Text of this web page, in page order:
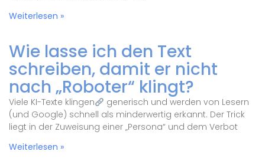
Weiterlesen »
Wie lasse ich den Text
schreiben, damit er nicht
nach „Roboter“ klingt?
Viele KI-Texte klingen
generisch und werden von Lesern
(und Google) schnell als minderwertig erkannt. Der Trick
liegt in der Zuweisung einer „Persona“ und dem Verbot
Weiterlesen »